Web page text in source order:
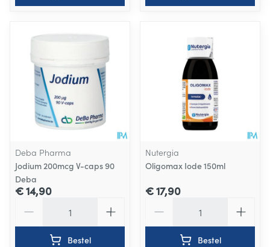
Deba Pharma
Jodium 200mcg V-caps 90
Deba
€ 14,90
Bestel
Nutergia
Oligomax Iode 150ml
€ 17,90
Bestel